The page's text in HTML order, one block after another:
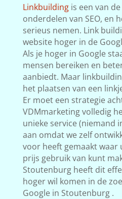
Linkbuildingis een van
onderdelen van SEO, en
serieus nemen. Link
website hoger in de
Als je hoger in Google
mensen bereiken en
aanbiedt. Maar
het plaatsen van een
Er moet een strategie
VDMmarketing volledig
unieke service (niemand
aan omdat we zelf
voor heeft gemaakt waar
prijs gebruik van kunt
Stoutenburg heeft dit
hoger wil komen in de
Google in Stoutenburg .